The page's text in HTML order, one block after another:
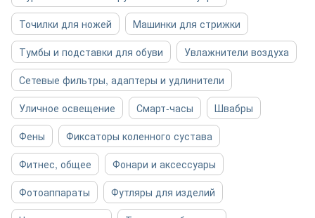
Точилки для ножей
Машинки для стрижки
Тумбы и подставки для обуви
Увлажнители воздуха
Сетевые фильтры, адаптеры и удлинители
Уличное освещение
Смарт-часы
Швабры
Фены
Фиксаторы коленного сустава
Фитнес, общее
Фонари и аксессуары
Фотоаппараты
Футляры для изделий